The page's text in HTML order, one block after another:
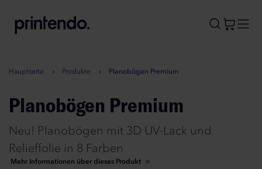
A
Hauptseite Produkte Planobögen Premium
Planobögen Premium
Neu! Planobögen mit 3D UV-Lack und
Relieffolie in 8 Farben
Mehr Informationen über dieses Produkt